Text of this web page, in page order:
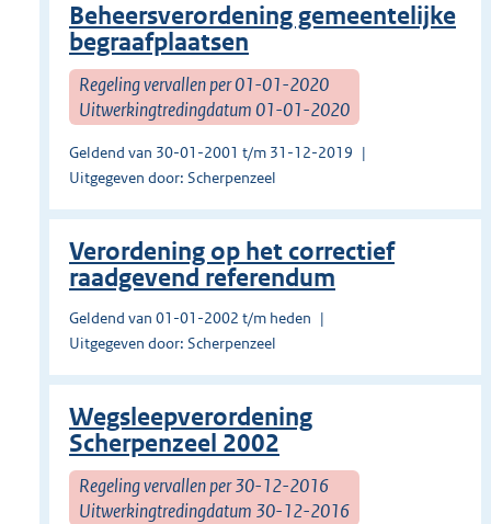
Beheersverordening gemeentelijke
begraafplaatsen
Regeling vervallen per 01-01-2020
Uitwerkingtredingdatum 01-01-2020
Geldend van 30-01-2001 t/m 31-12-2019
Uitgegeven door: Scherpenzeel
Verordening op het correctief
raadgevend referendum
Geldend van 01-01-2002 t/m heden
Uitgegeven door: Scherpenzeel
Wegsleepverordening
Scherpenzeel 2002
Regeling vervallen per 30-12-2016
Uitwerkingtredingdatum 30-12-2016